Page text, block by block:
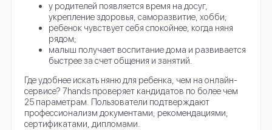
у родителей появляется время на досуг,
укрепление здоровья, саморазвитие, хобби;
ребенок чувствует себя спокойнее, когда няня
рядом;
малыш получает воспитание дома и развивается
быстрее за счет общения и занятий.
Где удобнее искать няню для ребенка, чем на онлайн-
сервисе? 7hands проверяет кандидатов по более чем
25 параметрам. Пользователи подтверждают
профессионализм документами, рекомендациями,
сертификатами, дипломами.